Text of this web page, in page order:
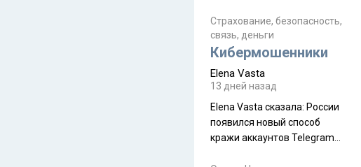
уже, как демобилизовались,
а продолжают встречаться
почти каждую неделю) и с
разводится!" Эйтан -
семьи, из тех, кого называют
"вязаные кипы". С 2022-го
Страхование, безопасность,
связь, деньги
Кибермошенники
Elena Vasta
13 дней назад
Elena Vasta сказалa: России
появился новый способ
кражи аккаунтов Telegram